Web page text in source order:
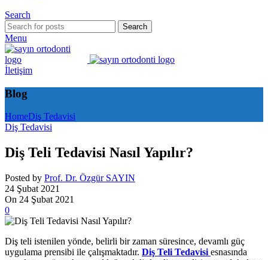
Search
Search
Menu
İletişim
Blog
HomeDiş Tedavisi
Diş Tedavisi
Diş Teli Tedavisi Nasıl Yapılır?
Posted by Prof. Dr. Özgür SAYIN
24 Şubat 2021
On 24 Şubat 2021
0
Diş teli istenilen yönde, belirli bir zaman süresince, devamlı güç
uygulama prensibi ile çalışmaktadır. Diş Teli Tedavisi esnasında